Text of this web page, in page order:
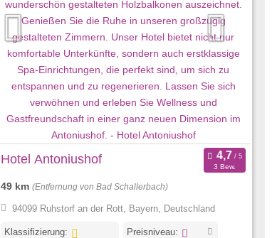
Hotel Antoniushof
3 Bew.
49 km (Entfernung von Bad Schallerbach)
94099 Ruhstorf an der Rott, Bayern, Deutschland
Klassifizierung: Preisniveau: